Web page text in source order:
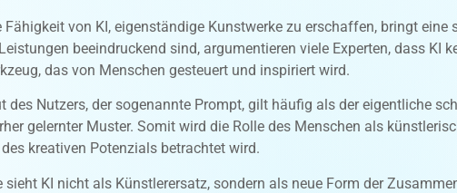
Fähigkeit von KI, eigenständige Kunstwerke zu erschaffen, bringt
beeindruckend sind, argumentieren viele Experten, dass KI
das von Menschen gesteuert und inspiriert wird.
des Nutzers, der sogenannte Prompt, gilt häufig als der eigentliche
gelernter Muster. Somit wird die Rolle des Menschen als
kreativen Potenzials betrachtet wird.
sieht KI nicht als Künstlerersatz, sondern als neue Form der